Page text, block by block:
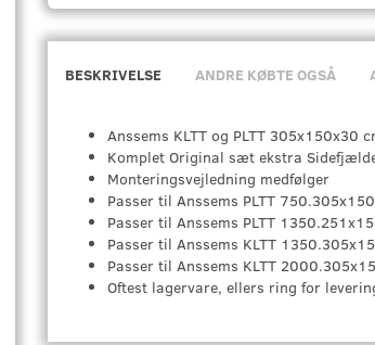
BESKRIVELSE ANDRE KØBTE OGSÅ
Anssems KLTT og PLTT 305x150x30
Komplet Original sæt ekstra
Monteringsvejledning medfølger
Passer til Anssems PLTT 750.305x150
Passer til Anssems PLTT
Passer til Anssems KLTT
Passer til Anssems KLTT
Oftest lagervare, ellers ring for